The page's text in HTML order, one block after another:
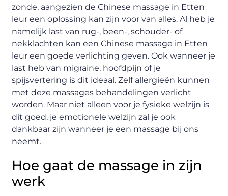
zonde, aangezien de Chinese massage in Etten
leur een oplossing kan zijn voor van alles. Al heb je
namelijk last van rug-, been-, schouder- of
nekklachten kan een Chinese massage in Etten
leur een goede verlichting geven. Ook wanneer je
last heb van migraine, hoofdpijn of je
spijsvertering is dit ideaal. Zelf allergieën kunnen
met deze massages behandelingen verlicht
worden. Maar niet alleen voor je fysieke welzijn is
dit goed, je emotionele welzijn zal je ook
dankbaar zijn wanneer je een massage bij ons
neemt.
Hoe gaat de massage in zijn
werk